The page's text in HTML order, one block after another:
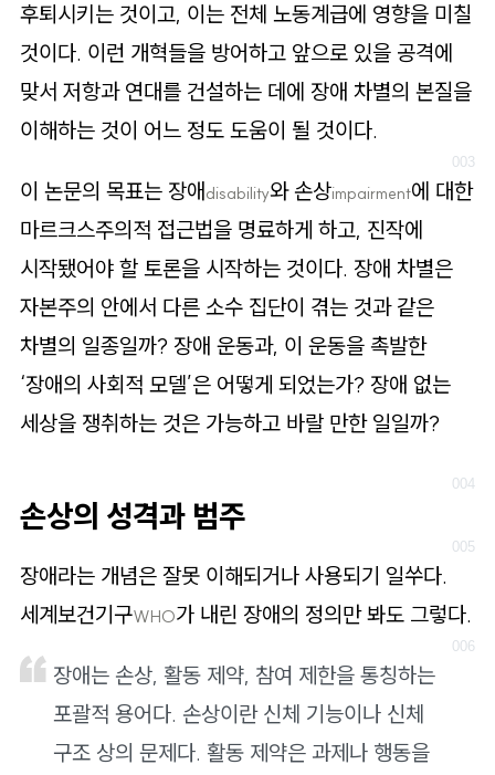
후퇴시키는 것이고, 이는 전체 노동계급에 영향을 미칠
것이다. 이런 개혁들을 방어하고 앞으로 있을 공격에
맞서 저항과 연대를 건설하는 데에 장애 차별의 본질을
이해하는 것이 어느 정도 도움이 될 것이다.
이 논문의 목표는 장애disability와 손상impairment에 대한
마르크스주의적 접근법을 명료하게 하고, 진작에
시작됐어야 할 토론을 시작하는 것이다. 장애 차별은
자본주의 안에서 다른 소수 집단이 겪는 것과 같은
차별의 일종일까? 장애 운동과, 이 운동을 촉발한
‘장애의 사회적 모델’은 어떻게 되었는가? 장애 없는
세상을 쟁취하는 것은 가능하고 바랄 만한 일일까?
손상의 성격과 범주
장애라는 개념은 잘못 이해되거나 사용되기 일쑤다.
세계보건기구WHO가 내린 장애의 정의만 봐도 그렇다.
장애는 손상, 활동 제약, 참여 제한을 통칭하는
포괄적 용어다. 손상이란 신체 기능이나 신체
구조 상의 문제다. 활동 제약은 과제나 행동을